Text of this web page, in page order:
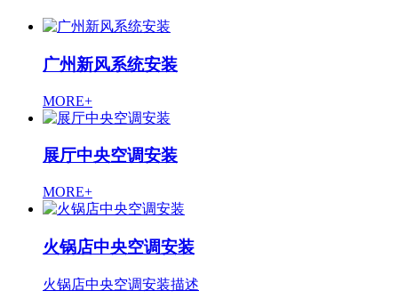
广州新风系统安装
MORE+
展厅中央空调安装
MORE+
火锅店中央空调安装
火锅店中央空调安装描述